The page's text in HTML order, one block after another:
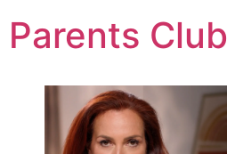
Parents Club